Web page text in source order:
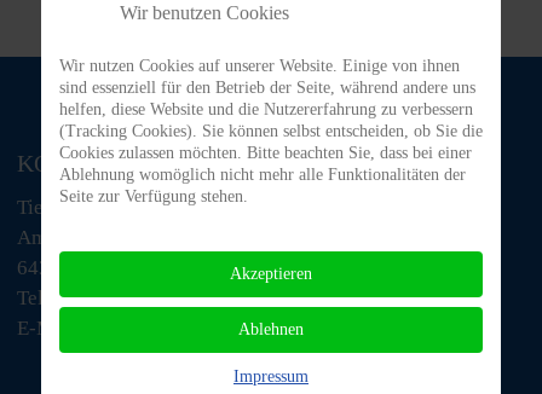
KONTAKT
Tiere in Not Odenwald e.V.
Am Morsberg 1
64385 Reichelsheim
Telefon: 06063 / 939 848
E-Mail: tino@tiere-in-not-odenwald.de
Wir benutzen Cookies
Wir nutzen Cookies auf unserer Website. Einige von ihnen
sind essenziell für den Betrieb der Seite, während andere uns
helfen, diese Website und die Nutzererfahrung zu verbessern
(Tracking Cookies). Sie können selbst entscheiden, ob Sie die
Cookies zulassen möchten. Bitte beachten Sie, dass bei einer
Ablehnung womöglich nicht mehr alle Funktionalitäten der
Seite zur Verfügung stehen.
Akzeptieren
Ablehnen
Impressum